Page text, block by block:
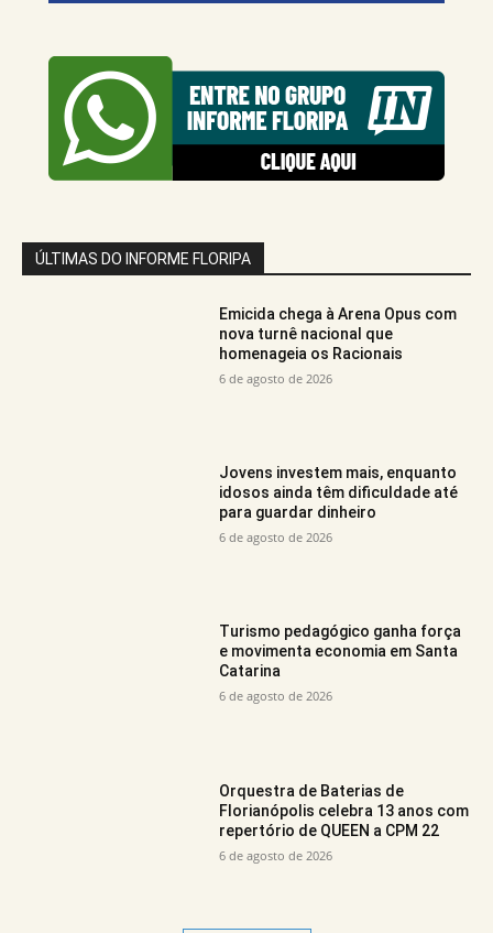
ÚLTIMAS DO INFORME FLORIPA
Emicida chega à Arena Opus com
nova turnê nacional que
homenageia os Racionais
6 de agosto de 2026
Jovens investem mais, enquanto
idosos ainda têm dificuldade até
para guardar dinheiro
6 de agosto de 2026
Turismo pedagógico ganha força
e movimenta economia em Santa
Catarina
6 de agosto de 2026
Orquestra de Baterias de
Florianópolis celebra 13 anos com
repertório de QUEEN a CPM 22
6 de agosto de 2026